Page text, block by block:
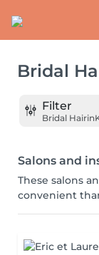
Bridal
Filter
Bridal Hairin
Salons and
These salons
convenient